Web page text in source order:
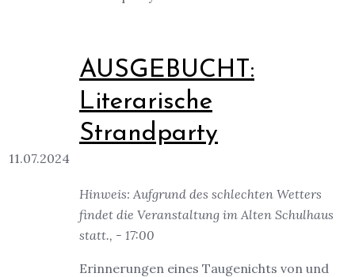
11.07.2024
AUSGEBUCHT:
Literarische
Strandparty
Hinweis: Aufgrund des schlechten Wetters
findet die Veranstaltung im Alten Schulhaus
statt., - 17:00
Erinnerungen eines Taugenichts von und